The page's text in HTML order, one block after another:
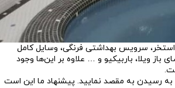
استخر، سرویس بهداشتی فرنگی، وسایل کامل
ویلا، باربیکیو و … علاوه بر این‌ها وجود
رسیدن به مقصد نمایید. پیشنهاد ما این است